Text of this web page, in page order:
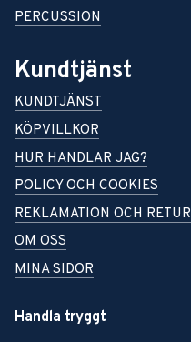
PERCUSSION
Kundtjänst
KUNDTJÄNST
KÖPVILLKOR
HUR HANDLAR JAG?
POLICY OCH COOKIES
REKLAMATION OCH RETUR
OM OSS
MINA SIDOR
Handla tryggt